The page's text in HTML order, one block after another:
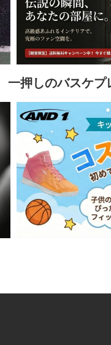
一押しのバスケプ